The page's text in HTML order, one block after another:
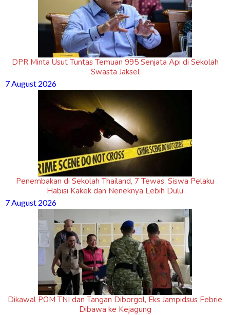
DPR Minta Usut Tuntas Temuan 995 Senjata Api di Sekolah
Swasta Jaksel
7 August 2026
Penembakan di Sekolah Thailand, 7 Tewas, Siswa Pelaku
Habisi Kakek dan Neneknya Lebih Dulu
7 August 2026
Dikawal POM TNI dan Tangan Diborgol, Eks Jampidsus Febrie
Dibawa ke Kejagung